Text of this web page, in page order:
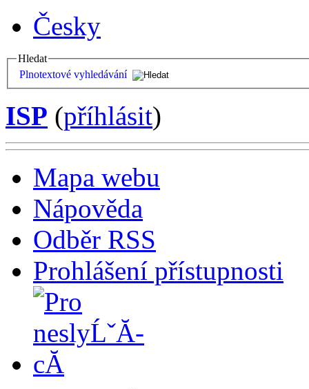
Česky
Hledat
Plnotextové vyhledávání
ISP (příhlásit)
Mapa webu
Nápověda
Odběr RSS
Prohlášení přístupnosti